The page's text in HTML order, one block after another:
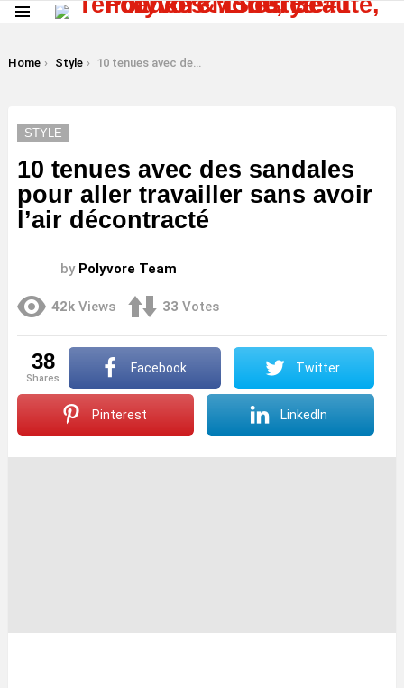
You are here:
Home Style 10 tenues avec des sandales pour aller travailler sans avoir l’air décontracté
STYLE
10 tenues avec des sandales
pour aller travailler sans avoir
l’air décontracté
by Polyvore Team
42k Views 33 Votes
38
shares
Facebook Twitter
Pinterest LinkedIn